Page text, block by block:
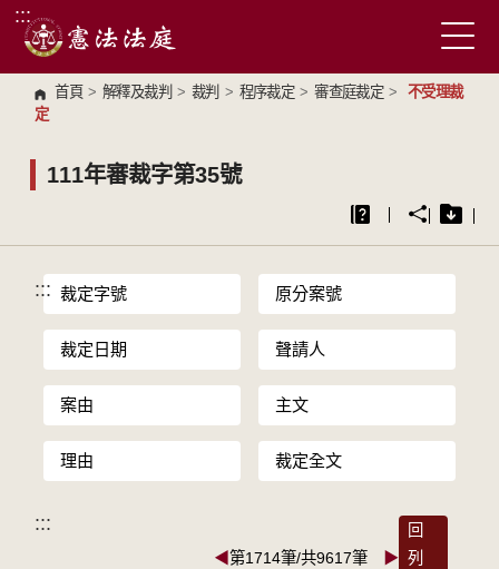
跳到主要內容區塊
:::
首頁 > 解釋及裁判 > 裁判 > 程序裁定 > 審查庭裁定 >
不受理裁
定
111年審裁字第35號
::: 裁定字號 原分案號
裁定日期 聲請人
案由 主文
理由 裁定全文
:::
◀第1714筆/共9617筆 ▶
回
列